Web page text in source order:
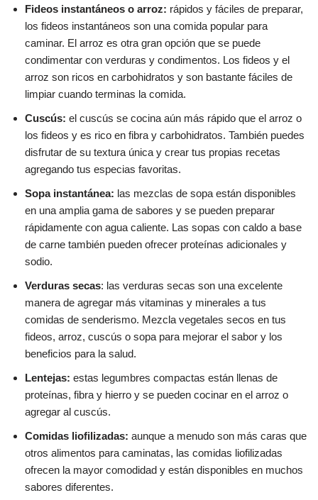
Fideos instantáneos o arroz: rápidos y fáciles de preparar,
los fideos instantáneos son una comida popular para
caminar. El arroz es otra gran opción que se puede
condimentar con verduras y condimentos. Los fideos y el
arroz son ricos en carbohidratos y son bastante fáciles de
limpiar cuando terminas la comida.
Cuscús: el cuscús se cocina aún más rápido que el arroz o
los fideos y es rico en fibra y carbohidratos. También puedes
disfrutar de su textura única y crear tus propias recetas
agregando tus especias favoritas.
Sopa instantánea: las mezclas de sopa están disponibles
en una amplia gama de sabores y se pueden preparar
rápidamente con agua caliente. Las sopas con caldo a base
de carne también pueden ofrecer proteínas adicionales y
sodio.
Verduras secas: las verduras secas son una excelente
manera de agregar más vitaminas y minerales a tus
comidas de senderismo. Mezcla vegetales secos en tus
fideos, arroz, cuscús o sopa para mejorar el sabor y los
beneficios para la salud.
Lentejas: estas legumbres compactas están llenas de
proteínas, fibra y hierro y se pueden cocinar en el arroz o
agregar al cuscús.
Comidas liofilizadas: aunque a menudo son más caras que
otros alimentos para caminatas, las comidas liofilizadas
ofrecen la mayor comodidad y están disponibles en muchos
sabores diferentes.